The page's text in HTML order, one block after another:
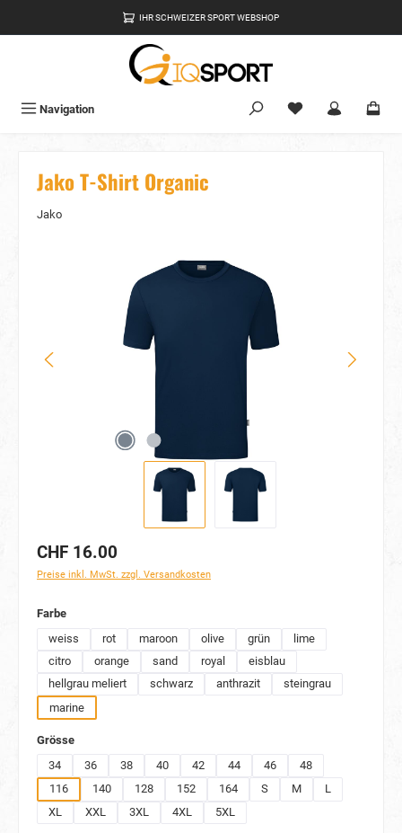
IHR SCHWEIZER SPORT WEBSHOP
Navigation Du hast 0
Jako T-Shirt Organic
Jako
Bildergalerie überspringen
CHF 16.00
Preise inkl. MwSt. zzgl. Versandkosten
Farbeauswählen
weiss
rot maroon olive grün
lime
citro
orange sand royal
eisblau
hellgrau meliert
schwarz anthrazit
steingrau
marine
Grösseauswählen
34
36 38 40 42 44 46
48
116
140 128 152 164 S M
L
XL
XXL 3XL 4XL 5XL